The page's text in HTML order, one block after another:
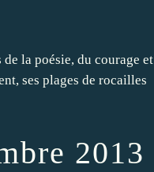
la poésie, du courage et
ses plages de rocailles
2013